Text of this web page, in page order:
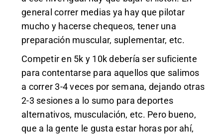
general correr medias ya hay que pilotar
mucho y hacerse chequeos, tener una
preparación muscular, suplementar, etc.
Competir en 5k y 10k debería ser suficiente
para contentarse para aquellos que salimos
a correr 3-4 veces por semana, dejando otras
2-3 sesiones a lo sumo para deportes
alternativos, musculación, etc. Pero bueno,
que a la gente le gusta estar horas por ahí,